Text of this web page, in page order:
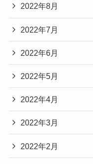
2022年8月
2022年7月
2022年6月
2022年5月
2022年4月
2022年3月
2022年2月